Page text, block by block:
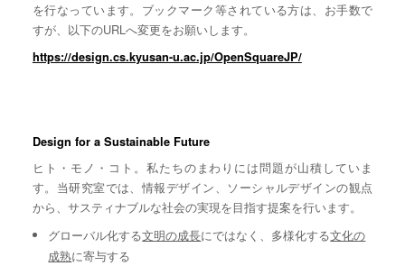
を行なっています。ブックマーク等されている方は、お手数で
すが、以下のURLへ変更をお願いします。
https://design.cs.kyusan-u.ac.jp/OpenSquareJP/
Design for a Sustainable Future
ヒト・モノ・コト。私たちのまわりには問題が山積していま
す。当研究室では、情報デザイン、ソーシャルデザインの観点
から、サスティナブルな社会の実現を目指す提案を行います。
グローバル化する文明の成長にではなく、多様化する文化の
成熟に寄与する